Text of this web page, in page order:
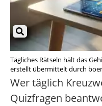
Tägliches Rätseln hält das
erstellt übermittelt durch
Wer täglich
Quizfragen